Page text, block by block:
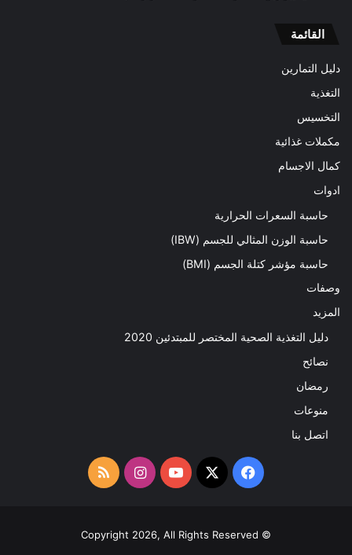
القائمة
دليل التمارين
التغذية
التخسيس
مكملات غذائية
كمال الاجسام
ادوات
حاسبة السعرات الحرارية
حاسبة الوزن المثالي للجسم (IBW)
حاسبة مؤشر كتلة الجسم (BMI)
وصفات
المزيد
دليل التغذية الصحية المختصر للمبتدئين 2020​
نصائح
رمضان
منوعات
اتصل بنا
فيسبوك
‫X
‫YouTubeانستقرامملخص
RSS
© Copyright 2026, All Rights Reserved